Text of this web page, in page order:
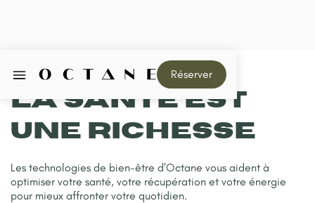
Réserver
La santé est
une richesse
Les technologies de bien-être d’Octane vous aident à
optimiser votre santé, votre récupération et votre énergie
pour mieux affronter votre quotidien.